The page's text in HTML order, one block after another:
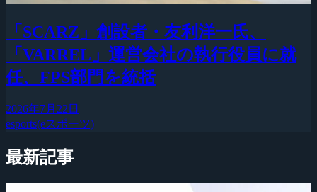
「SCARZ」創設者・友利洋一氏、
「VARREL」運営会社の執行役員に就
任、FPS部門を統括
2026年7月22日
esports(eスポーツ)
最新記事